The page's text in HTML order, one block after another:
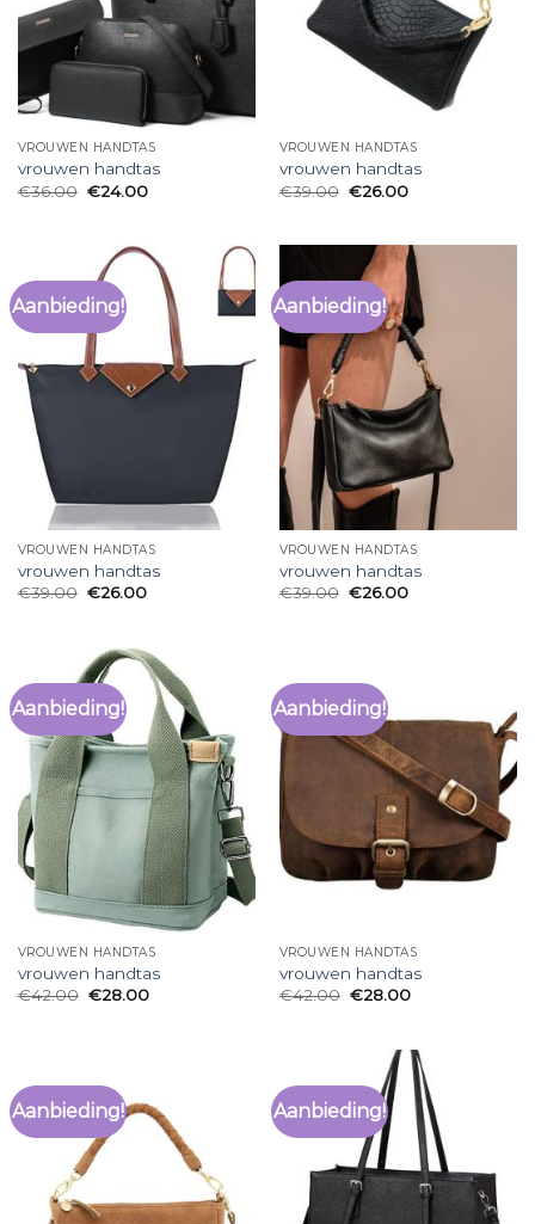
VROUWEN HANDTAS
vrouwen handtas
€36.00 €24.00
VROUWEN HANDTAS
vrouwen handtas
€39.00 €26.00
Aanbieding!
VROUWEN HANDTAS
vrouwen handtas
€39.00 €26.00
Aanbieding!
VROUWEN HANDTAS
vrouwen handtas
€39.00 €26.00
Aanbieding!
VROUWEN HANDTAS
vrouwen handtas
€42.00 €28.00
Aanbieding!
VROUWEN HANDTAS
vrouwen handtas
€42.00 €28.00
Aanbieding! Aanbieding!